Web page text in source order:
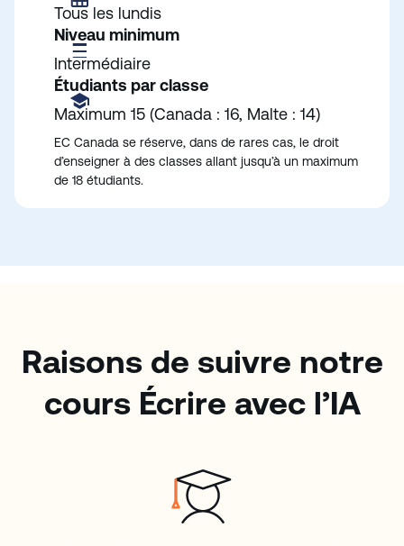
Tous les lundis
Niveau minimum
Intermédiaire
Étudiants par classe
Maximum 15 (Canada : 16, Malte : 14)
EC Canada se réserve, dans de rares cas, le droit
d’enseigner à des classes allant jusqu’à un maximum
de 18 étudiants.
Raisons de suivre notre
cours Écrire avec l’IA